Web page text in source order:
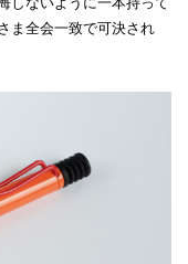
ま全会一致で可決され